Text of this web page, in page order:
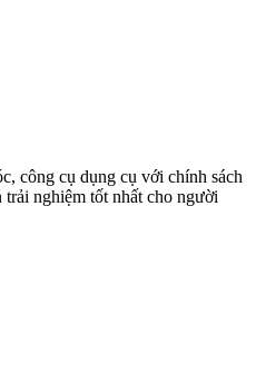
công cụ dụng cụ với chính sách
nghiệm tốt nhất cho người